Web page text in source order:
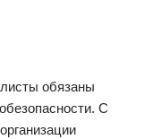
обязаны
С